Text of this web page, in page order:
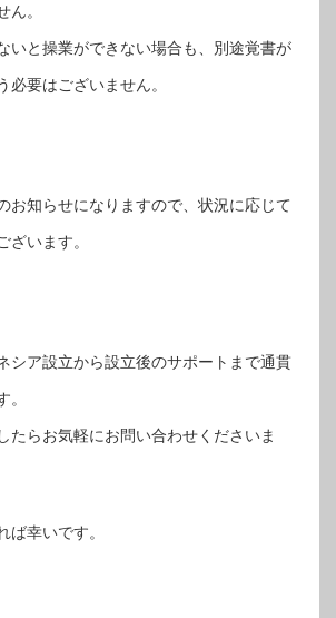
ん。
いと操業ができない場合も、別途覚書が
必要はございません。
お知らせになりますので、状況に応じて
ざいます。
シア設立から設立後のサポートまで通貫
。
たらお気軽にお問い合わせくださいま
ば幸いです。